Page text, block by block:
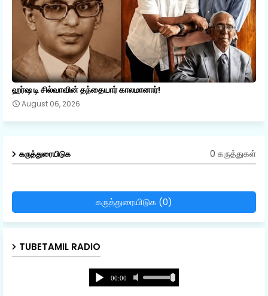
ஹர்ஷ டி சில்வாவின் தந்தையார் காலமானார்!
August 06, 2026
கருத்துரையிடுக 0 கருத்துகள்
கருத்துரையிடுக (0)
TUBETAMIL RADIO